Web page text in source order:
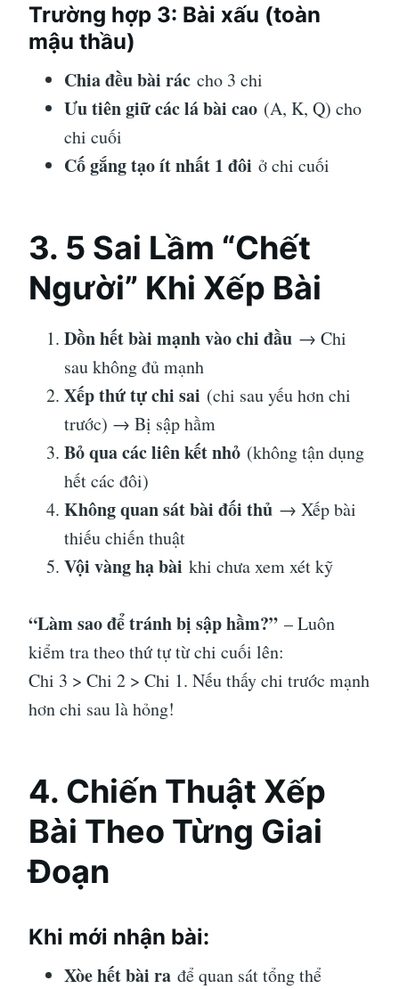
Trường hợp 3: Bài xấu (toàn
mậu thầu)
Chia đều bài rác cho 3 chi
Ưu tiên giữ các lá bài cao (A, K, Q) cho
chi cuối
Cố gắng tạo ít nhất 1 đôi ở chi cuối
3. 5 Sai Lầm “Chết
Người” Khi Xếp Bài
Dồn hết bài mạnh vào chi đầu → Chi
sau không đủ mạnh
Xếp thứ tự chi sai (chi sau yếu hơn chi
trước) → Bị sập hầm
Bỏ qua các liên kết nhỏ (không tận dụng
hết các đôi)
Không quan sát bài đối thủ → Xếp bài
thiếu chiến thuật
Vội vàng hạ bài khi chưa xem xét kỹ
“Làm sao để tránh bị sập hầm?” – Luôn
kiểm tra theo thứ tự từ chi cuối lên:
Chi 3 > Chi 2 > Chi 1. Nếu thấy chi trước mạnh
hơn chi sau là hỏng!
4. Chiến Thuật Xếp
Bài Theo Từng Giai
Đoạn
Khi mới nhận bài:
Xòe hết bài ra để quan sát tổng thể